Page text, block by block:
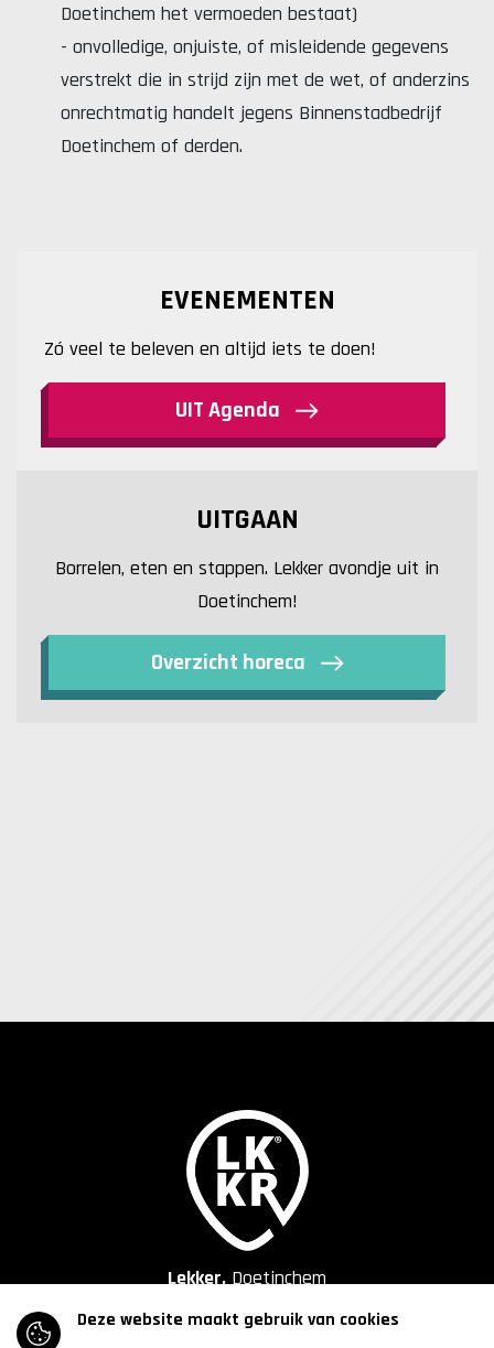
Doetinchem het vermoeden bestaat)
- onvolledige, onjuiste, of misleidende gegevens
verstrekt die in strijd zijn met de wet, of anderzins
onrechtmatig handelt jegens Binnenstadbedrijf
Doetinchem of derden.
EVENEMENTEN
Zó veel te beleven en altijd iets te doen!
UIT Agenda
UITGAAN
Borrelen, eten en stappen. Lekker avondje uit in
Doetinchem!
Overzicht horeca
Lekker,Doetinchem
Deze website maakt gebruik van cookies